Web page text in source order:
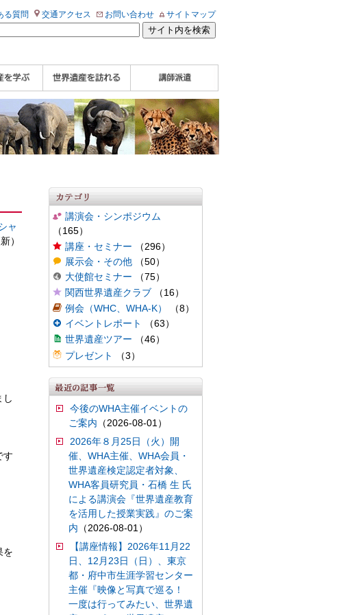
る質問 交通アクセス お問い合わせ サイトマップ
グ
のささや
ギャラリ
援ブログ
定公式
ト動画
ビ
WHA認定講師について
WHA認定講師 紹介
動画
WHA認定講師 紹介
記事（会報誌）
自治体・民間団体関
係者の方へ
企業関係者の方へ
学校・教育関係者の
方へ
ャ
）
し
す
を
講演会・シンポジウム
（165）
講座・セミナー （296）
展示会・その他（50）
大使館セミナー （75）
関西世界遺産クラブ（16）
例会（WHC、WHA-K）
（8）
イベントレポート
（63）
世界遺産ツアー （46）
プレゼント
（3）
今後のWHA主催イベントの
ご案内 （2026-08-01）
2026年８月25日（火）開
催、WHA主催、WHA会員・
世界遺産検定認定者対象、
WHA客員研究員・石橋 生 氏
による講演会『世界遺産教育
を活用した授業実践』のご案
内 （2026-08-01）
【講座情報】2026年11月22
日、12月23日（日）、東京
都・府中市生涯学習センター
主催『映像と写真で巡る！
一度は行ってみたい、世界遺